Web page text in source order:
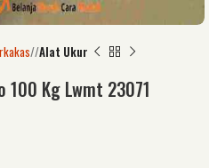
/ Alat Ukur
100 Kg Lwmt 23071